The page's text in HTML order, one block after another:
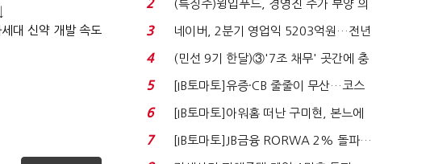
대 신약 개발 속도
2
(특징주)윙입푸드, 경영진 주가 부양 의
지에 상한가...
3
네이버, 2분기 영업익 5203억원…전년
비 0.2% 감소...
4
(민선 9기 한달)③'7조 채무' 곳간에 충
격…추미애, 20년...
5
[IB토마토]유증·CB 줄줄이 무산…코스
닥 벌점 급증에 ...
6
[IB토마토]아워홈 떠난 구미현, 본느에
340억 베팅…가...
7
[IB토마토]JB금융 RORWA 2% 돌파…
실적 견인은 은행 ...